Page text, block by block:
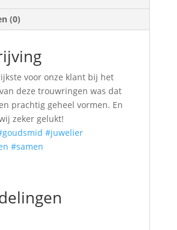
(0)
voor onze klant bij het
deze trouwringen was dat
prachtig geheel vormen. En
zeker gelukt!
#juwelier
#samen